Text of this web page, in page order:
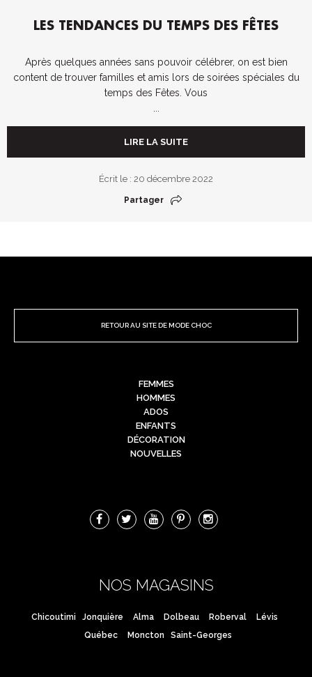
LES TENDANCES DU TEMPS DES FÊTES
Après quelques années sans pouvoir célébrer, on est bien
content de trouver familles et amis lors de soirées spéciales du
temps des Fêtes. Vous
LIRE LA SUITE
Écrit le : 20 décembre 2022
Partager
RETOUR AU SITE DE MODE CHOC
FEMMES
HOMMES
ADOS
ENFANTS
DÉCORATION
NOUVELLES
NOS MAGASINS
Chicoutimi Jonquière Alma Dolbeau Roberval
Lévis
Québec
Moncton Saint-Georges